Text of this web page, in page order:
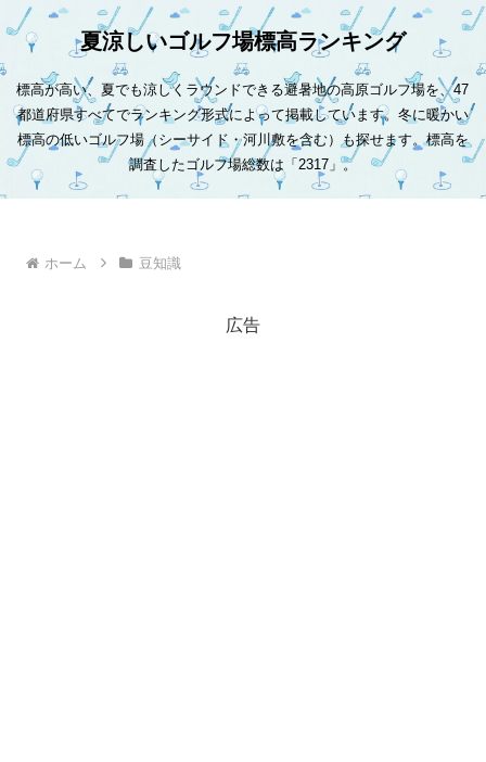
夏涼しいゴルフ場標高ランキング
標高が高い、夏でも涼しくラウンドできる避暑地の高原ゴルフ場を、47
都道府県すべてでランキング形式によって掲載しています。冬に暖かい
標高の低いゴルフ場（シーサイド・河川敷を含む）も探せます。標高を
調査したゴルフ場総数は「2317」。
ホーム 豆知識
広告